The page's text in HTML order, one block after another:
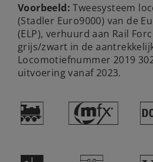
Voorbeeld: Tweesysteem
(Stadler Euro9000) van de
(ELP), verhuurd aan Rail
grijs/zwart in de
Locomotiefnummer 2019
uitvoering vanaf 2023.
) #